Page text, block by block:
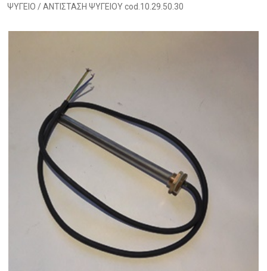
ΨΥΓΕΙΟ / ΑΝΤΙΣΤΑΣΗ ΨΥΓΕΙΟΥ cod.10.29.50.30